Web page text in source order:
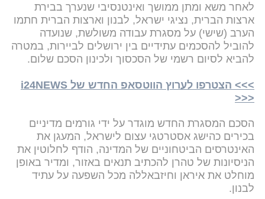
לאחר משא ומתן ממושך ואינטנסיבי שנערך בבירת
ארצות הברית, נציגי ישראל, לבנון וארצות הברית חתמו
הערב (שישי) על מסגרת עבודה משולשת, שנועדה
להוביל להסכמים עתידיים בין ירושלים לביירות, במטרה
להביא לסיום רשמי של הסכסוך ולכינון הסכם שלום.
>>> הצטרפו לערוץ הווטסאפ החדש של i24NEWS
<<<
הסכם המסגרת החדש מוגדר על ידי גורמים מדיניים
בכירים כהישג אסטרטגי עצום לישראל, המעגן את
האינטרסים הביטחוניים של המדינה, הודף לחלוטין את
הניסיונות של טהרן להכתיב תנאים באזור, ומדיר באופן
מוחלט את איראן וחיזבאללה מכל השפעה על עתיד
לבנון.